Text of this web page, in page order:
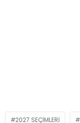
2027 SEÇIMLERI